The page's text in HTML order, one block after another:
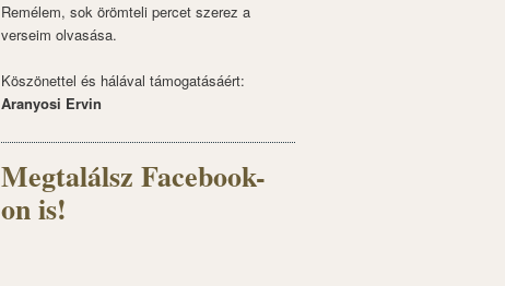
Remélem, sok örömteli percet szerez a
verseim olvasása.
Köszönettel és hálával támogatásáért:
Aranyosi Ervin
Megtalálsz Facebook-
on is!